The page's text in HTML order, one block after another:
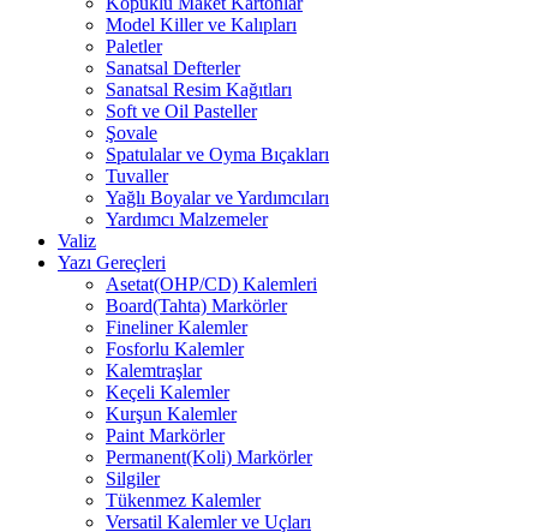
Model Killer ve Kalıpları
Paletler
Sanatsal Defterler
Sanatsal Resim Kağıtları
Soft ve Oil Pasteller
Şovale
Spatulalar ve Oyma Bıçakları
Tuvaller
Yağlı Boyalar ve Yardımcıları
Yardımcı Malzemeler
Valiz
Yazı Gereçleri
Asetat(OHP/CD) Kalemleri
Board(Tahta) Markörler
Fineliner Kalemler
Fosforlu Kalemler
Kalemtraşlar
Keçeli Kalemler
Kurşun Kalemler
Paint Markörler
Permanent(Koli) Markörler
Silgiler
Tükenmez Kalemler
Versatil Kalemler ve Uçları